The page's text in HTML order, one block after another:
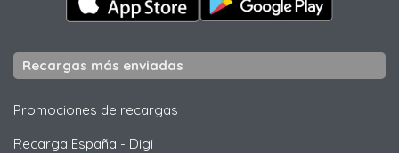
Recargas más enviadas
Promociones de recargas
Recarga España - Digi